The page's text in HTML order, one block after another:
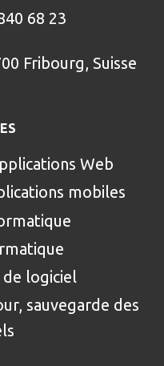
68 23
Fribourg, Suisse
Web
mobiles
logiciel
sauvegarde des